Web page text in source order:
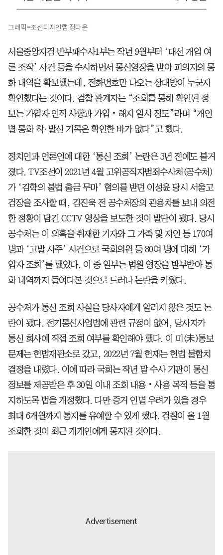
그래픽=조선디자인랩 정다운
서울중앙지검 반부패수사1부는 작년 9월부터 ‘대선 개입 여
론 조작’ 사건 등을 수사하면서 통신영장을 받아 피의자의 통
화 내역을 확보했는데, 전화번호만 나오는 상대방이 누군지
확인했다는 것이다. 검찰 관계자는 “조회를 통해 확인된 정
보는 가입자 인적 사항과 가입‧해지 일시 정도”라며 “개인
별 통화 착·발신 기록은 확인한 바가 없다”고 했다.
정치인과 언론인에 대한 ‘통신 조회’ 논란은 3년 전에도 불거
졌다. TV조선이 2021년 4월 고위공직자범죄수사처(공수처)
가 ‘김학의 불법 출금 무마’ 혐의를 받던 이성윤 당시 서울고
검장을 조사할 때, 김진욱 전 공수처장의 관용차를 보내 의전
한 정황이 담긴 CCTV 영상을 보도한 것이 발단이 됐다. 당시
공수처는 이 의혹을 취재한 기자와 그 가족 및 지인 등 170여
명과 ‘고발 사주’ 사건으로 국회의원 등 80여 명에 대해 ‘가
입자 조회’를 했었다. 이 중 일부는 법원 영장을 발부받아 통
화 내역까지 들여다본 것으로 드러나 논란을 키웠다.
공수처가 통신 조회 사실을 당사자에게 알리지 않은 것도 논
란이 됐다. 전기통신사업법에 관련 규정이 없어, 당사자가
통신 회사에 직접 조회 여부를 확인해야 했다. 이 미(未)통보
문제는 헌법재판소로 갔고, 2022년 7월 헌재는 헌법 불합치
결정을 내렸다. 이에 따라 국회는 작년 말 수사 기관이 통신
정보를 제공받은 후 30일 이내 조회 내용‧사용 목적 등을 통
지하도록 법을 개정했다. 다만 증거 인멸 우려가 있을 경우
최대 6개월까지 통지를 유예할 수 있게 했다. 검찰이 올 1월
조회한 것이 최근 개개인에게 통지된 것이다.